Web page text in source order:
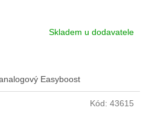
Skladem u dodavatele
Easyboost
Kód: 43615